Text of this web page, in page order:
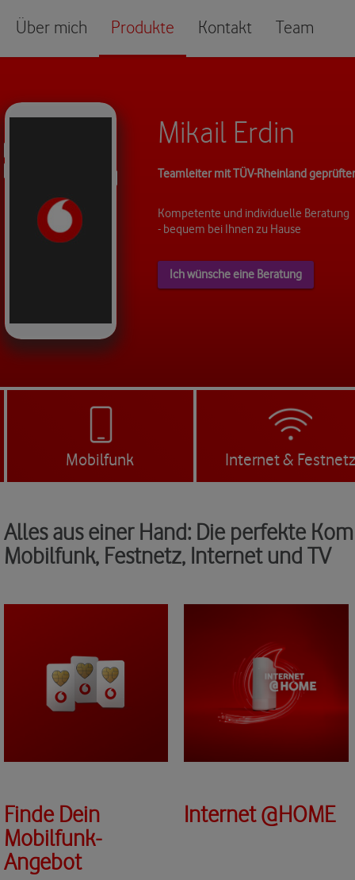
Über mich Produkte Kontakt Team
Mikail Erdin
Teamleiter mit TÜV-Rheinland
Kompetente und individuelle Beratung
- bequem bei Ihnen zu Hause
Ich wünsche eine Beratung
Mobilfunk Internet &
Alles aus einer Hand: Die perfekte
Mobilfunk, Festnetz, Internet und TV
Finde Dein
Mobilfunk-
Angebot
Internet @HOME